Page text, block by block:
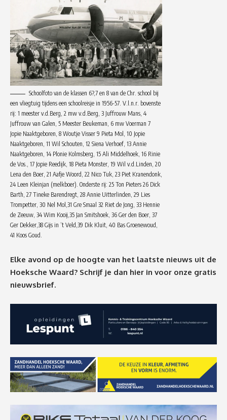
Schoolfoto van de klassen 6?,7 en 8 van de Chr. school bij
een vliegtuig tijdens een schoolreisje in 1956-57. V.l.n.r. bovenste
rij: 1 meester v.d.Berg, 2 mw v.d.Berg, 3 Juffrouw Mans, 4
Juffrouw van Galen, 5 Meester Beukeman, 6 mw Voerman 7
Jopie Naaktgeboren, 8 Woutje Visser 9 Pieta Mol, 10 Jopie
Naaktgeboren, 11 Wil Schouten, 12 Siena Verhoef, 13 Annie
Naaktgeboren, 14 Plonie Kolmsberg, 15 Ali Middelhoek, 16 Rinie
de Vos., 17 Jopie Reedijk, 18 Pieta Monster, 19 Wil v.d.Linden, 20
Lena den Boer, 21 Aafje Woord, 22 Nico Tuk, 23 Piet Kranendonk,
24 Leen Kleinjan (melkboer). Onderste rij: 25 Ton Pieters 26 Dick
Barth, 27 Tineke Barendregt, 28 Annie Uitterlinden, 29 Lies
Trompetter, 30 Nel Mol,31 Gre Smaal 32 Riet de Jong, 33 Hennie
de Zeeuw, 34 Wim Kooij,35 Jan Smitshoek, 36 Ger den Boer, 37
Ger Dekker,38 Gijs in ’t Veld,39 Dik Kluit, 40 Bas Groenewoud,
41 Koos Goud.
Elke avond op de hoogte van het laatste nieuws uit de
Hoeksche Waard? Schrijf je dan hier in voor onze gratis
nieuwsbrief.